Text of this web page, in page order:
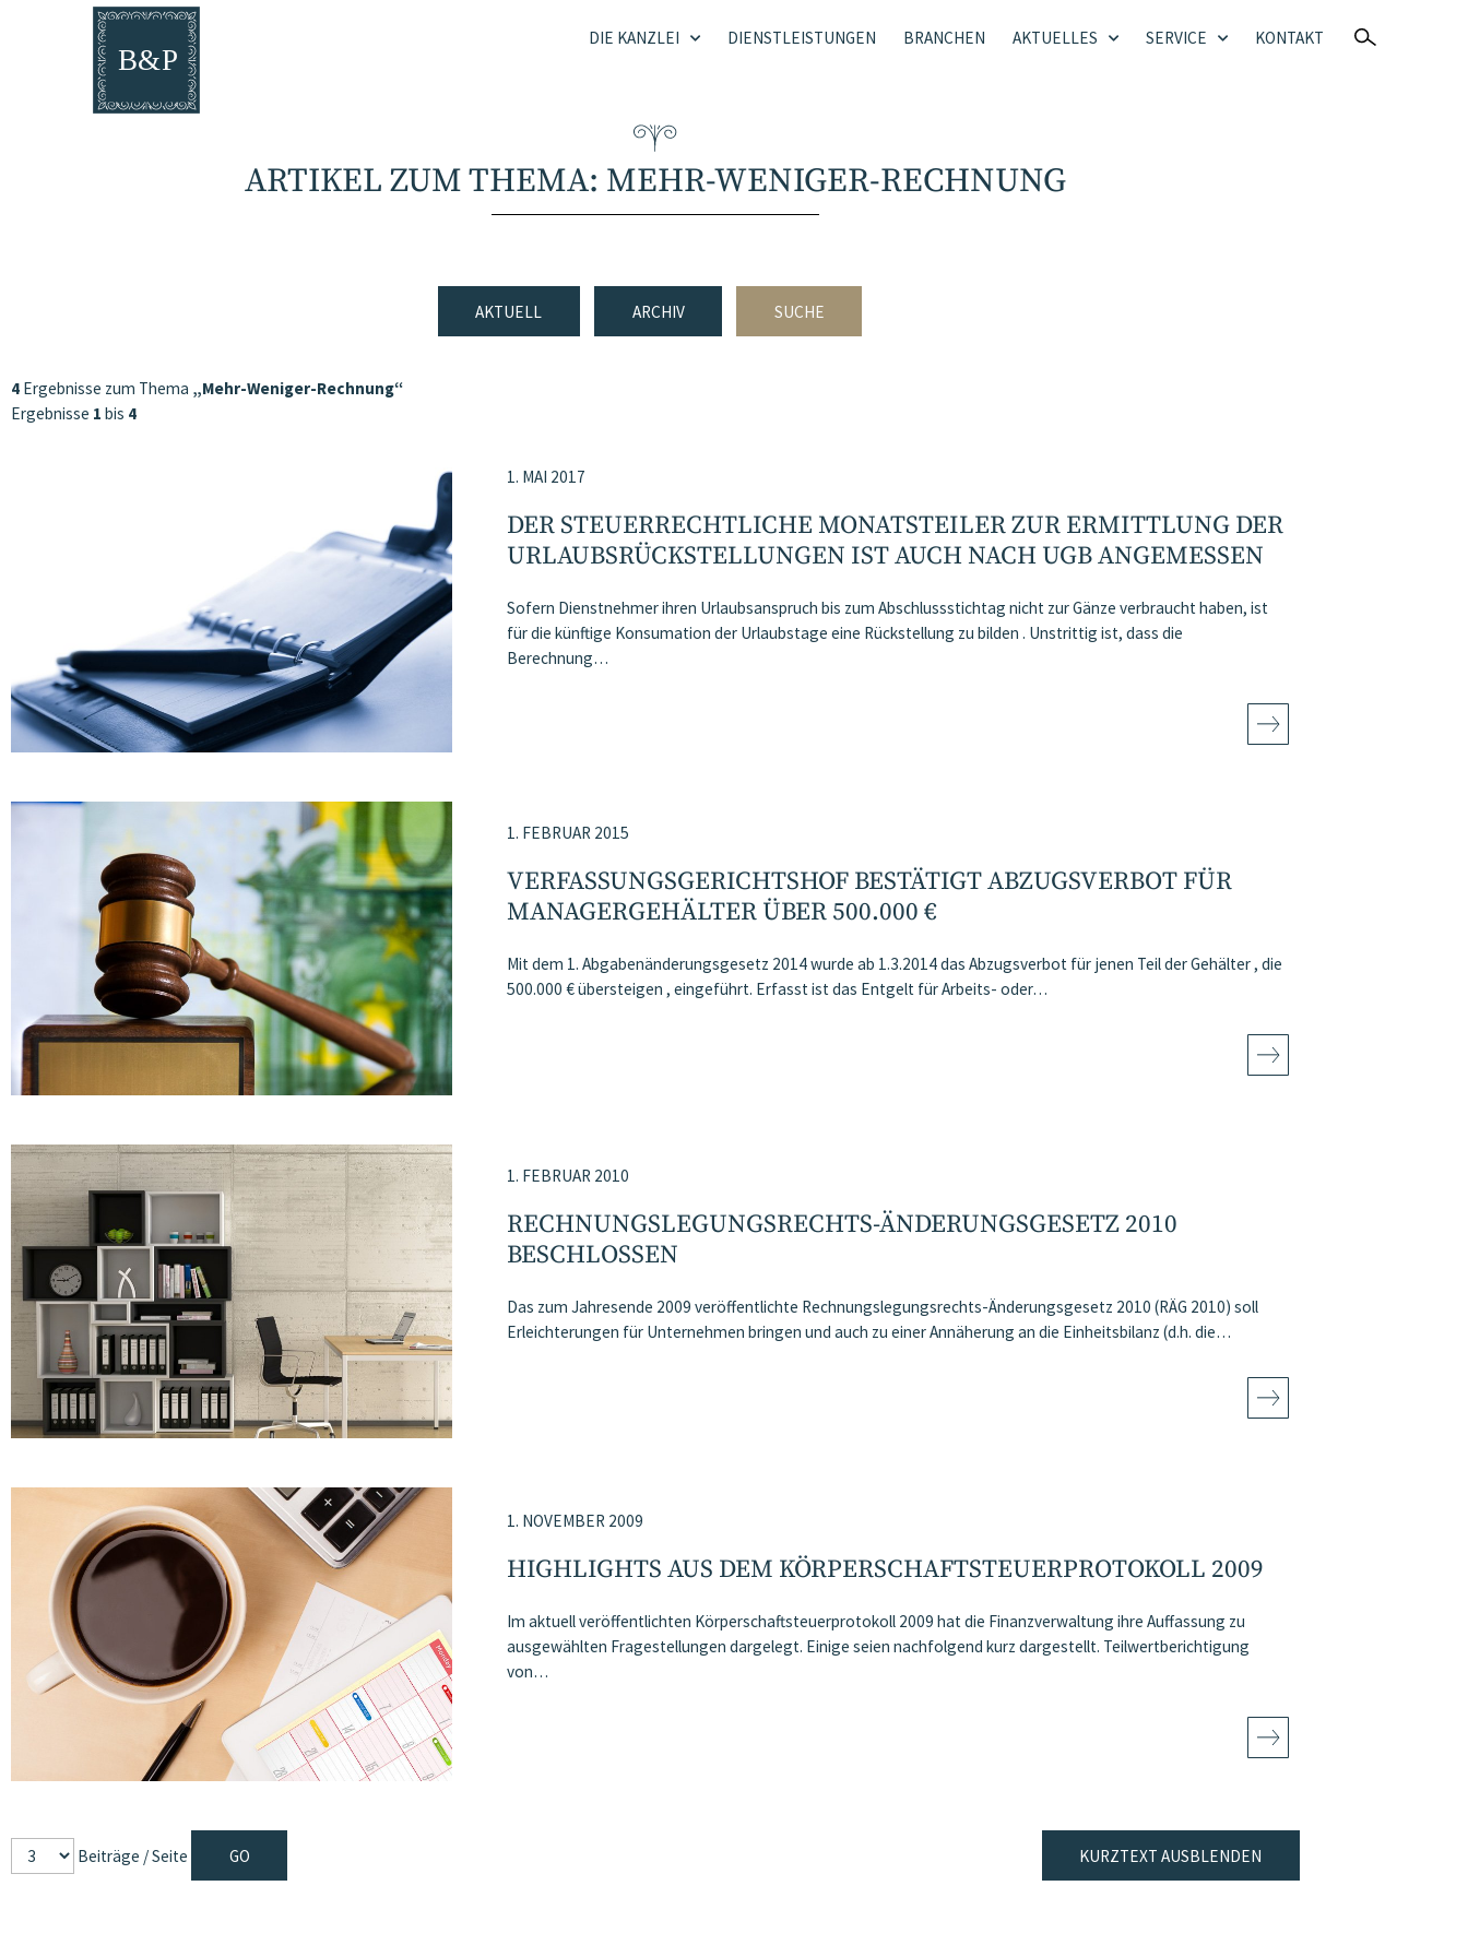
DIE KANZLEI DIENSTLEISTUNGEN BRANCHEN AKTUELLES SERVICE KONTAKT
ARTIKEL ZUM THEMA: MEHR-WENIGER-RECHNUNG
AKTUELL ARCHIV SUCHE
4 Ergebnisse zum Thema „Mehr-Weniger-Rechnung“
Ergebnisse 1 bis 4
1. MAI 2017
DER STEUERRECHTLICHE MONATSTEILER ZUR ERMITTLUNG DER
URLAUBSRÜCKSTELLUNGEN IST AUCH NACH UGB ANGEMESSEN
Sofern Dienstnehmer ihren Urlaubsanspruch bis zum Abschlussstichtag nicht zur Gänze verbraucht haben, ist
für die künftige Konsumation der Urlaubstage eine Rückstellung zu bilden . Unstrittig ist, dass die
Berechnung…
1. FEBRUAR 2015
VERFASSUNGSGERICHTSHOF BESTÄTIGT ABZUGSVERBOT FÜR
MANAGERGEHÄLTER ÜBER 500.000 €
Mit dem 1. Abgabenänderungsgesetz 2014 wurde ab 1.3.2014 das Abzugsverbot für jenen Teil der Gehälter , die
500.000 € übersteigen , eingeführt. Erfasst ist das Entgelt für Arbeits- oder…
1. FEBRUAR 2010
RECHNUNGSLEGUNGSRECHTS-ÄNDERUNGSGESETZ 2010
BESCHLOSSEN
Das zum Jahresende 2009 veröffentlichte Rechnungslegungsrechts-Änderungsgesetz 2010 (RÄG 2010) soll
Erleichterungen für Unternehmen bringen und auch zu einer Annäherung an die Einheitsbilanz (d.h. die…
1. NOVEMBER 2009
HIGHLIGHTS AUS DEM KÖRPERSCHAFTSTEUERPROTOKOLL 2009
Im aktuell veröffentlichten Körperschaftsteuerprotokoll 2009 hat die Finanzverwaltung ihre Auffassung zu
ausgewählten Fragestellungen dargelegt. Einige seien nachfolgend kurz dargestellt. Teilwertberichtigung
von…
Beiträge / Seite KURZTEXT AUSBLENDEN